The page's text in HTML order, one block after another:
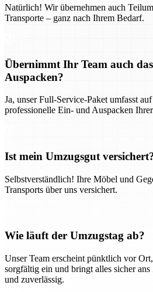
Natürlich! Wir übernehmen auch
Transporte – ganz nach Ihrem Bedarf.
Übernimmt Ihr Team auch
Auspacken?
Ja, unser Full-Service-Paket umfasst
professionelle Ein- und Auspacken
Ist mein Umzugsgut
Selbstverständlich! Ihre Möbel und
Transports über uns versichert.
Wie läuft der Umzugstag ab?
Unser Team erscheint pünktlich vor
sorgfältig ein und bringt alles sicher
und zuverlässig.